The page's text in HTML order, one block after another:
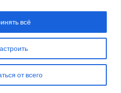
от всего
всё
"Советская Россия".